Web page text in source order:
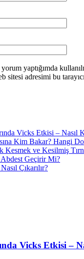
yaptığımda
sitesi adresimi bu
Vicks Etkisi – Nasıl
Kim Bakar? Hangi
Kesmek ve Kesilmiş
Abdest Geçirir Mi?
Çıkarılır?
Vicks Etkisi –